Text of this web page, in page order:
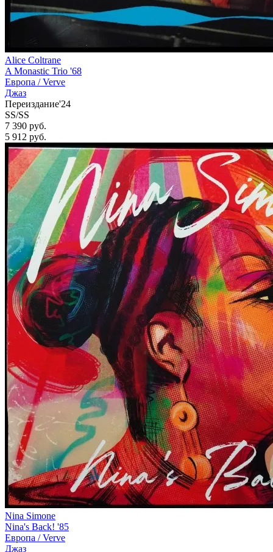
Alice Coltrane
A Monastic Trio '68
Европа /Verve
Джаз
Переиздание'24
SS/SS
7 390 руб.
5 912 руб.
Nina Simone
Nina's Back! '85
Европа /Verve
Джаз